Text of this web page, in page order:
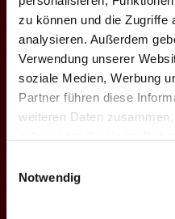
zu können und die Zugriffe
analysieren. Außerdem
Verwendung unserer
soziale Medien, Werbung
Partner führen diese
weiteren Daten
Notwendig
n
g
27.12.2026
Sonntag, 18:00 Uhr
Einlass: 16:30